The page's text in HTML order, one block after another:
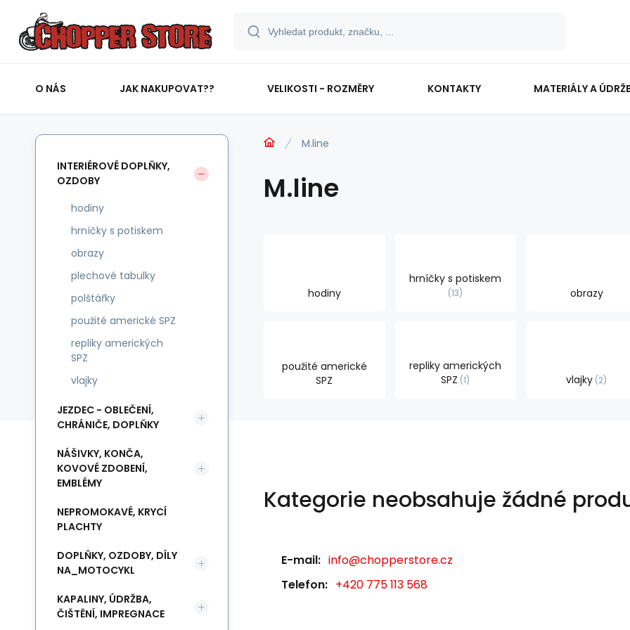
O NÁS JAK NAKUPOVAT?? VELIKOSTI - ROZMĚRY KONTAKTY MATERIÁLY A
M.line
M.line
hodiny
hrníčky s potiskem
13 obrazy
použité americké
SPZ
repliky amerických
SPZ 1 vlajky 2
Kategorie neobsahuje žádné
E-mail: info@chopperstore.cz
Telefon: +420 775 113 568
INTERIÉROVÉ DOPLŇKY,
OZDOBY
hodiny
hrníčky s potiskem
obrazy
plechové tabulky
polštářky
použité americké SPZ
repliky amerických
SPZ
vlajky
JEZDEC - OBLEČENÍ,
CHRÁNIČE, DOPLŇKY
NÁŠIVKY, KONČA,
KOVOVÉ ZDOBENÍ,
EMBLÉMY
NEPROMOKAVÉ, KRYCÍ
PLACHTY
DOPLŇKY, OZDOBY, DÍLY
NA_MOTOCYKL
KAPALINY, ÚDRŽBA,
ČIŠTĚNÍ, IMPREGNACE